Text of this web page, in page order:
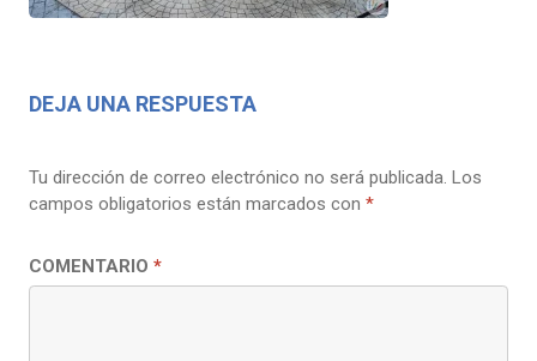
DEJA UNA RESPUESTA
Tu dirección de correo electrónico no será publicada. Los
campos obligatorios están marcados con *
COMENTARIO *